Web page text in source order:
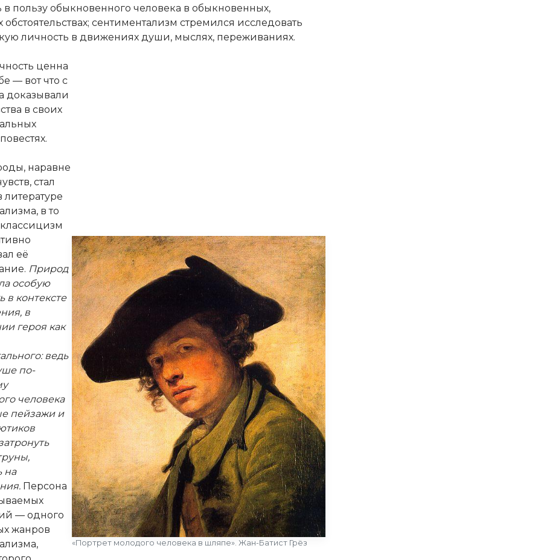
в пользу обыкновенного человека в обыкновенных,
сентиментализм стремился исследовать
личность в движениях души, мыслях, переживаниях.
ценна
— вот что с
доказывали
в своих
наравне
стал
в то
её
Природ
особую
в контексте
в
героя как
ведь
по-
человека
пейзажи и
на
Персона
— одного
жанров
«Портрет молодого человека в шляпе». Жан-Батист Грёз